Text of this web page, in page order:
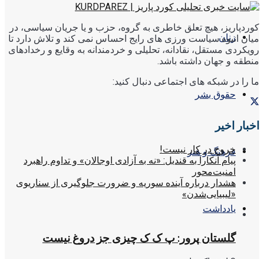
زنان
حقوق بشر
فرهنگ و هنر
یادداشت
کوردپاریز، هیچ تعلق خاطری به گروه، حزب و یا جریان سیاسی، در
میان انبوه سیاست ورزی های رایج احساس نمی کند و تلاش دارد تا
رویکردی مستقل، نقادانه، تحلیلی و خردمندانه به وقایع و رخدادهای
منطقه و جهان داشته باشد.
ما را در شبکه های اجتماعی دنبال کنید:
اخبار اخیر
خروج در کار نیست!
پیام آنکارا به قندیل: «نه به آزادی اوجالان» و تداوم راهبرد
امنیت‌محور
هشدار درباره آینده سوریه و ضرورت جلوگیری از سناریوی
«لیبیایی‌شدن»
گلستان پرور: پ ک ک چیزی جز دروغ نیست